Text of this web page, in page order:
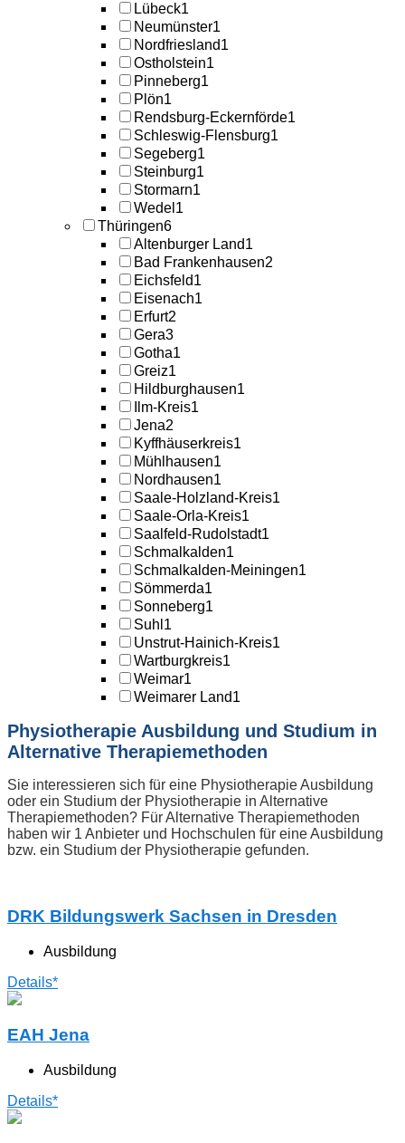
Lübeck1
Neumünster1
Nordfriesland1
Ostholstein1
Pinneberg1
Plön1
Rendsburg-Eckernförde1
Schleswig-Flensburg1
Segeberg1
Steinburg1
Stormarn1
Wedel 1
Thüringen6
Altenburger Land1
Bad Frankenhausen2
Eichsfeld1
Eisenach1
Erfurt2
Gera3
Gotha1
Greiz1
Hildburghausen1
Ilm-Kreis1
Jena2
Kyffhäuserkreis1
Mühlhausen1
Nordhausen1
Saale-Holzland-Kreis1
Saale-Orla-Kreis1
Saalfeld-Rudolstadt1
Schmalkalden1
Schmalkalden-Meiningen1
Sömmerda1
Sonneberg1
Suhl 1
Unstrut-Hainich-Kreis1
Wartburgkreis1
Weimar1
Weimarer Land1
Physiotherapie Ausbildung und Studium in
Alternative Therapiemethoden
Sie interessieren sich für eine Physiotherapie Ausbildung
oder ein Studium der Physiotherapie in Alternative
Therapiemethoden? Für Alternative Therapiemethoden
haben wir 1 Anbieter und Hochschulen für eine Ausbildung
bzw. ein Studium der Physiotherapie gefunden.
DRK Bildungswerk Sachsen in Dresden
Ausbildung
Details*
EAH Jena
Ausbildung
Details*